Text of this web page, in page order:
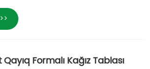
Formalı Kağız Tablası